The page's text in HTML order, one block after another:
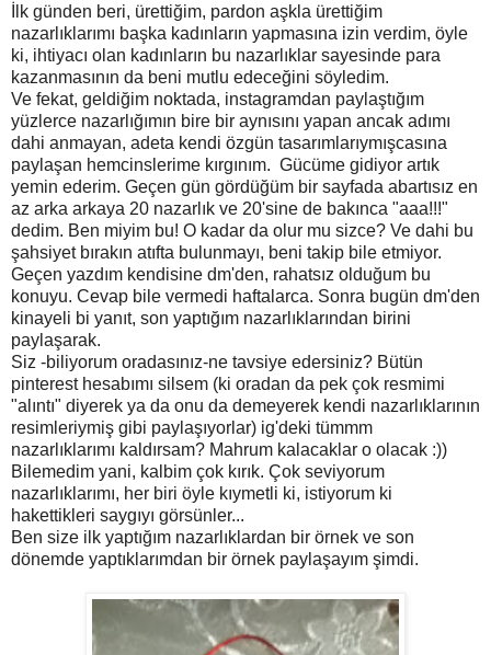
İlk günden beri, ürettiğim, pardon aşkla ürettiğim
nazarlıklarımı başka kadınların yapmasına izin verdim, öyle
ki, ihtiyacı olan kadınların bu nazarlıklar sayesinde para
kazanmasının da beni mutlu edeceğini söyledim.
Ve fekat, geldiğim noktada, instagramdan paylaştığım
yüzlerce nazarlığımın bire bir aynısını yapan ancak adımı
dahi anmayan, adeta kendi özgün tasarımlarıymışcasına
paylaşan hemcinslerime kırgınım. Gücüme gidiyor artık
yemin ederim. Geçen gün gördüğüm bir sayfada abartısız en
az arka arkaya 20 nazarlık ve 20'sine de bakınca "aaa!!!"
dedim. Ben miyim bu! O kadar da olur mu sizce? Ve dahi bu
şahsiyet bırakın atıfta bulunmayı, beni takip bile etmiyor.
Geçen yazdım kendisine dm'den, rahatsız olduğum bu
konuyu. Cevap bile vermedi haftalarca. Sonra bugün dm'den
kinayeli bi yanıt, son yaptığım nazarlıklarından birini
paylaşarak.
Siz -biliyorum oradasınız-ne tavsiye edersiniz? Bütün
pinterest hesabımı silsem (ki oradan da pek çok resmimi
"alıntı" diyerek ya da onu da demeyerek kendi nazarlıklarının
resimleriymiş gibi paylaşıyorlar) ig'deki tümmm
nazarlıklarımı kaldırsam? Mahrum kalacaklar o olacak :))
Bilemedim yani, kalbim çok kırık. Çok seviyorum
nazarlıklarımı, her biri öyle kıymetli ki, istiyorum ki
hakettikleri saygıyı görsünler...
Ben size ilk yaptığım nazarlıklardan bir örnek ve son
dönemde yaptıklarımdan bir örnek paylaşayım şimdi.